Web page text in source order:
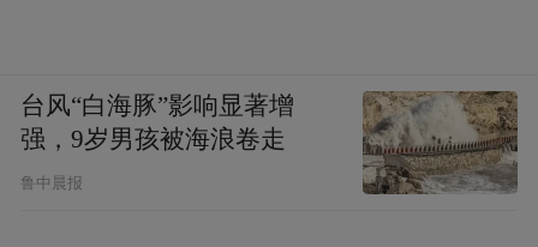
台风“白海豚”影响显著增
强，9岁男孩被海浪卷走
鲁中晨报